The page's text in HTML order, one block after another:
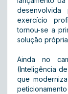
exercício
tornou-se a
solução
Ainda no
(Inteligência
que